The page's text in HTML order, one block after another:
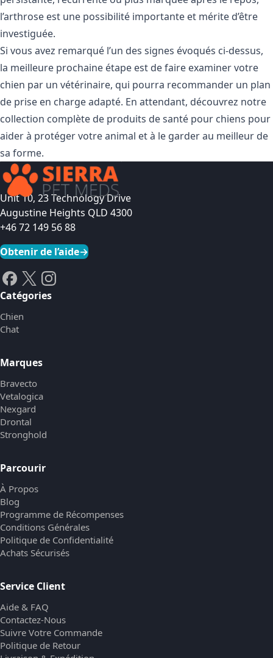
l’arthrose est une possibilité importante et mérite d’être
investiguée.
Si vous avez remarqué l’un des signes évoqués ci-dessus,
la meilleure prochaine étape est de faire examiner votre
chien par un vétérinaire, qui pourra recommander un plan
de prise en charge adapté. En attendant, découvrez notre
collection complète de produits de santé pour chiens pour
aider à protéger votre animal et à le garder au meilleur de
sa forme.
Unit 10, 23 Technology Drive
Augustine Heights QLD 4300
+46 72 149 56 88
Obtenir de l’aide→
Catégories
Chien
Chat
Marques
Bravecto
Vetalogica
Nexgard
Drontal
Stronghold
Parcourir
À Propos
Blog
Programme de Récompenses
Conditions Générales
Politique de Confidentialité
Achats Sécurisés
Service Client
Aide & FAQ
Contactez-Nous
Suivre Votre Commande
Politique de Retour